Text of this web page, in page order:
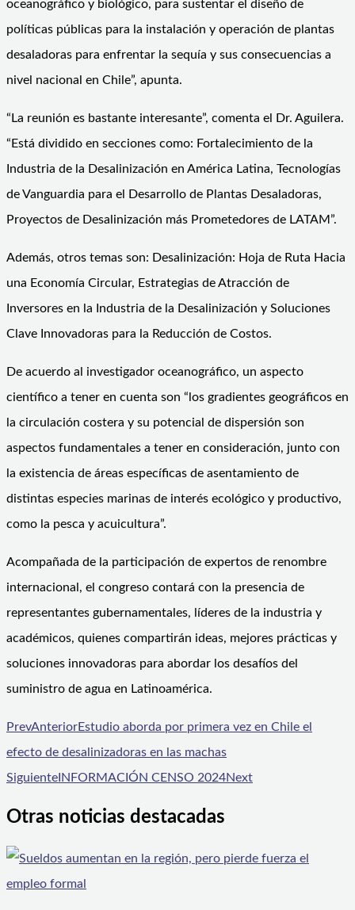
oceanográfico y biológico, para sustentar el diseño de
políticas públicas para la instalación y operación de plantas
desaladoras para enfrentar la sequía y sus consecuencias a
nivel nacional en Chile”, apunta.
“La reunión es bastante interesante”, comenta el Dr. Aguilera.
“Está dividido en secciones como: Fortalecimiento de la
Industria de la Desalinización en América Latina, Tecnologías
de Vanguardia para el Desarrollo de Plantas Desaladoras,
Proyectos de Desalinización más Prometedores de LATAM”.
Además, otros temas son: Desalinización: Hoja de Ruta Hacia
una Economía Circular, Estrategias de Atracción de
Inversores en la Industria de la Desalinización y Soluciones
Clave Innovadoras para la Reducción de Costos.
De acuerdo al investigador oceanográfico, un aspecto
científico a tener en cuenta son “los gradientes geográficos en
la circulación costera y su potencial de dispersión son
aspectos fundamentales a tener en consideración, junto con
la existencia de áreas específicas de asentamiento de
distintas especies marinas de interés ecológico y productivo,
como la pesca y acuicultura”.
Acompañada de la participación de expertos de renombre
internacional, el congreso contará con la presencia de
representantes gubernamentales, líderes de la industria y
académicos, quienes compartirán ideas, mejores prácticas y
soluciones innovadoras para abordar los desafíos del
suministro de agua en Latinoamérica.
PrevAnteriorEstudio aborda por primera vez en Chile el
efecto de desalinizadoras en las machas
SiguienteINFORMACIÓN CENSO 2024Next
Otras noticias destacadas